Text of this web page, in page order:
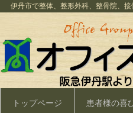
伊丹市で整体、整形外科、整骨院、
トップページ 患者様の喜